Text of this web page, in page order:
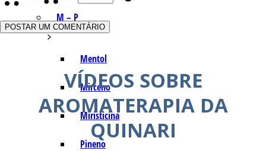
M – P
Mentol
Mirceno
Miristicina
Pineno
VÍDEOS SOBRE
AROMATERAPIA DA
QUINARI